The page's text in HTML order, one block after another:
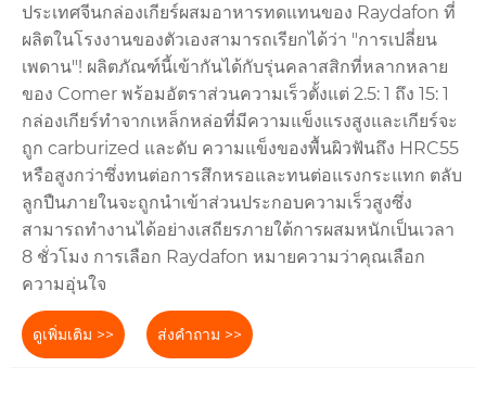
ประเทศจีนกล่องเกียร์ผสมอาหารทดแทนของ Raydafon ที่
ผลิตในโรงงานของตัวเองสามารถเรียกได้ว่า "การเปลี่ยน
เพดาน"! ผลิตภัณฑ์นี้เข้ากันได้กับรุ่นคลาสสิกที่หลากหลาย
ของ Comer พร้อมอัตราส่วนความเร็วตั้งแต่ 2.5: 1 ถึง 15: 1
กล่องเกียร์ทำจากเหล็กหล่อที่มีความแข็งแรงสูงและเกียร์จะ
ถูก carburized และดับ ความแข็งของพื้นผิวฟันถึง HRC55
หรือสูงกว่าซึ่งทนต่อการสึกหรอและทนต่อแรงกระแทก ตลับ
ลูกปืนภายในจะถูกนำเข้าส่วนประกอบความเร็วสูงซึ่ง
สามารถทำงานได้อย่างเสถียรภายใต้การผสมหนักเป็นเวลา
8 ชั่วโมง การเลือก Raydafon หมายความว่าคุณเลือก
ความอุ่นใจ
ดูเพิ่มเติม >> ส่งคำถาม >>